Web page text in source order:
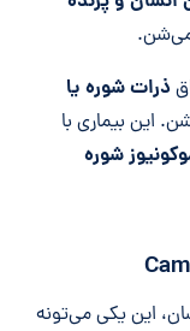
ذرات شوره یا
این بیماری با
شوره
این یکی می‌تونه